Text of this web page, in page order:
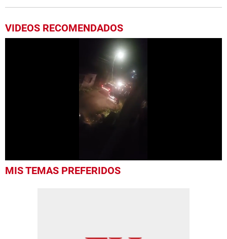
VIDEOS RECOMENDADOS
seconds
MIS TEMAS PREFERIDOS